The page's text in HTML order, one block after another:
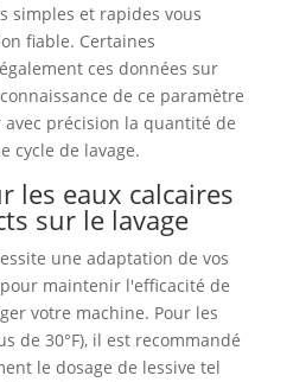
simples et rapides vous
fiable. Certaines
ces données sur
de ce paramètre
précision la quantité de
cycle de lavage.
les eaux calcaires
sur le lavage
une adaptation de vos
maintenir l'efficacité de
votre machine. Pour les
de 30°F), il est recommandé
le dosage de lessive tel